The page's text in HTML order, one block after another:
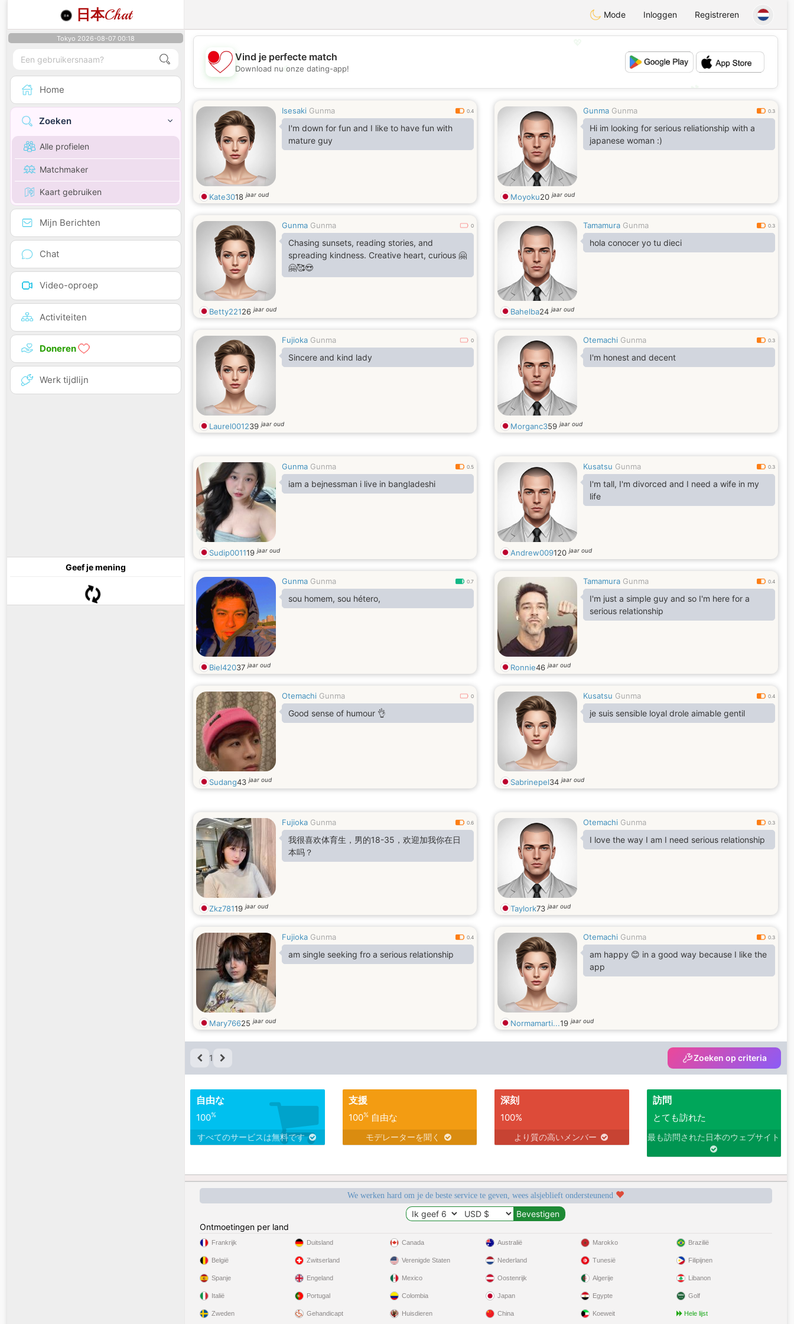
日本Chat Mode Inloggen Registreren
Tokyo 2026-08-07 00:18
Home
Zoeken
Alle profielen
Matchmaker
Kaart gebruiken
Mijn Berichten
Chat
Video-oproep
Activiteiten
Doneren
Werk tijdlijn
Geef je mening
💕
Vind je perfecte match
Download nu onze dating-app!
Isesaki Gunma 0.4
I'm down for fun and I like to have fun with
mature guy
Kate3018jaar oud
Gunma Gunma 0.3
Hi im looking for serious reliationship with a
japanese woman :)
Moyoku20jaar oud
Gunma Gunma 0
Chasing sunsets, reading stories, and
spreading kindness. Creative heart, curious 🤗
🤗🥰😍
Betty22126jaar oud
Tamamura Gunma 0.3
hola conocer yo tu dieci
Bahelba24jaar oud
Fujioka Gunma 0
Sincere and kind lady
Laurel001239jaar oud
Otemachi Gunma 0.3
I'm honest and decent
Morganc359jaar oud
Gunma Gunma 0.5
iam a bejnessman i live in bangladeshi
Sudip001119jaar oud
Kusatsu Gunma 0.3
I'm tall, I'm divorced and I need a wife in my
life
Andrew009120jaar oud
Gunma Gunma 0.7
sou homem, sou hétero,
Biel42037jaar oud
Tamamura Gunma 0.4
I'm just a simple guy and so I'm here for a
serious relationship
Ronnie46jaar oud
Otemachi Gunma 0
Good sense of humour 👌
Sudang43jaar oud
Kusatsu Gunma 0.4
je suis sensible loyal drole aimable gentil
Sabrinepel34jaar oud
Fujioka Gunma 0.6
我很喜欢体育生，男的18-35，欢迎加我你在日
本吗？
Zkz78119jaar oud
Otemachi Gunma 0.3
I love the way I am I need serious relationship
Taylork73jaar oud
Fujioka Gunma 0.4
am single seeking fro a serious relationship
Mary76625jaar oud
Otemachi Gunma 0.3
am happy 😊 in a good way because I like the
app
Normamarti...19jaar oud
1 Zoeken op criteria
自由な
100%
すべてのサービスは無料です
支援
100%自由な
モデレーターを聞く
深刻
100%
より質の高いメンバー
訪問
とても訪れた
最も訪問された日本のウェブサイト
We werken hard om je de beste service te geven, wees alsjeblieft ondersteunend
Ontmoetingen per land
Frankrijk
België
Spanje
Italië
Zweden
Duitsland
Zwitserland
Engeland
Portugal
Gehandicapt
Canada
Verenigde Staten
Mexico
Colombia
Huisdieren
Australië
Nederland
Oostenrijk
Japan
China
Marokko
Tunesië
Algerije
Egypte
Koeweit
Brazilië
Filipijnen
Libanon
Golf
Hele lijst